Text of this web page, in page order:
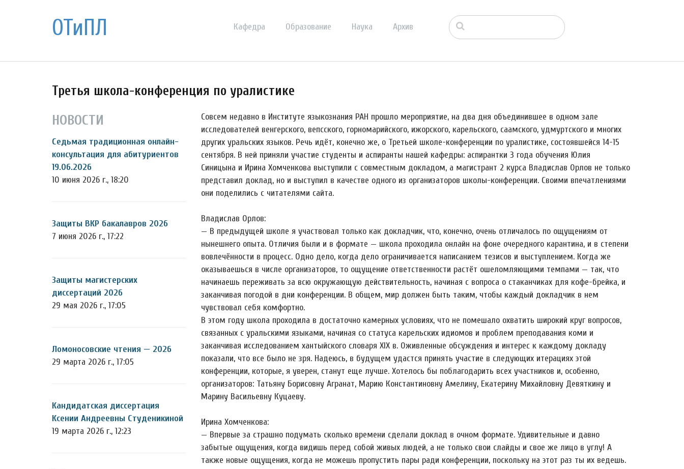
ОТиПЛ Кафедра Образование Наука Архив
Третья школа-конференция по уралистике
НОВОСТИ
Седьмая традиционная онлайн-
консультация для абитуриентов
19.06.2026
10 июня 2026 г., 18:20
Защиты ВКР бакалавров 2026
7 июня 2026 г., 17:22
Защиты магистерских
диссертаций 2026
29 мая 2026 г., 17:05
Ломоносовские чтения — 2026
29 марта 2026 г., 17:05
Кандидатская диссертация
Ксении Андреевны Студеникиной
19 марта 2026 г., 12:23
Совсем недавно в Институте языкознания РАН прошло мероприятие, на два дня объединившее в одном зале
исследователей венгерского, вепсского, горномарийского, ижорского, карельского, саамского, удмуртского и многих
других уральских языков. Речь идёт, конечно же, о Третьей школе-конференции по уралистике, состоявшейся 14-15
сентября. В ней приняли участие студенты и аспиранты нашей кафедры: аспирантки 3 года обучения Юлия
Синицына и Ирина Хомченкова выступили с совместным докладом, а магистрант 2 курса Владислав Орлов не только
представил доклад, но и выступил в качестве одного из организаторов школы-конференции. Своими впечатлениями
они поделились с читателями сайта.
Владислав Орлов:
— В предыдущей школе я участвовал только как докладчик, что, конечно, очень отличалось по ощущениям от
нынешнего опыта. Отличия были и в формате — школа проходила онлайн на фоне очередного карантина, и в степени
вовлечённости в процесс. Одно дело, когда дело ограничивается написанием тезисов и выступлением. Когда же
оказываешься в числе организаторов, то ощущение ответственности растёт ошеломляющими темпами — так, что
начинаешь переживать за всю окружающую действительность, начиная с вопроса о стаканчиках для кофе-брейка, и
заканчивая погодой в дни конференции. В общем, мир должен быть таким, чтобы каждый докладчик в нем
чувствовал себя комфортно.
В этом году школа проходила в достаточно камерных условиях, что не помешало охватить широкий круг вопросов,
связанных с уральскими языками, начиная со статуса карельских идиомов и проблем преподавания коми и
заканчивая исследованием хантыйского словаря XIX в. Оживленные обсуждения и интерес к каждому докладу
показали, что все было не зря. Надеюсь, в будущем удастся принять участие в следующих итерациях этой
конференции, которые, я уверен, станут еще лучше. Хотелось бы поблагодарить всех участников и, особенно,
организаторов: Татьяну Борисовну Агранат, Марию Константиновну Амелину, Екатерину Михайловну Девяткину и
Марину Васильевну Куцаеву.
Ирина Хомченкова:
— Впервые за страшно подумать сколько времени сделали доклад в очном формате. Удивительные и давно
забытые ощущения, когда видишь перед собой живых людей, а не только свои слайды и свое же лицо в углу! А
также новые ощущения, когда не можешь пропустить пары ради конференции, поскольку на этот раз ты их ведешь.